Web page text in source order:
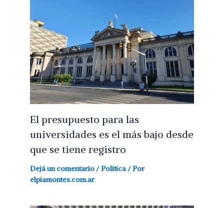
El presupuesto para las
universidades es el más bajo desde
que se tiene registro
Dejá un comentario /Política / Por
elpiamontes.com.ar